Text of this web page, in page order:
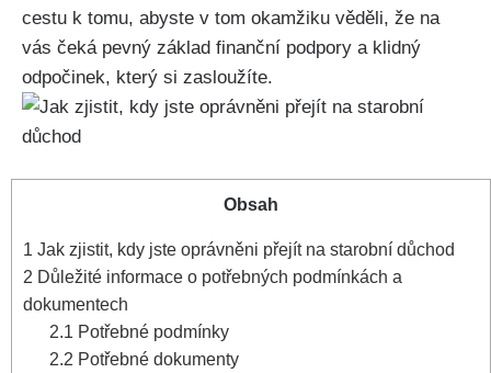
cestu k tomu, abyste v tom okamžiku věděli, že na
vás čeká pevný základ finanční podpory a klidný
odpočinek, který si zasloužíte.
Obsah
1 Jak zjistit, kdy jste oprávněni přejít na starobní důchod
2 Důležité informace o potřebných podmínkách a
dokumentech
2.1 Potřebné podmínky
2.2 Potřebné dokumenty